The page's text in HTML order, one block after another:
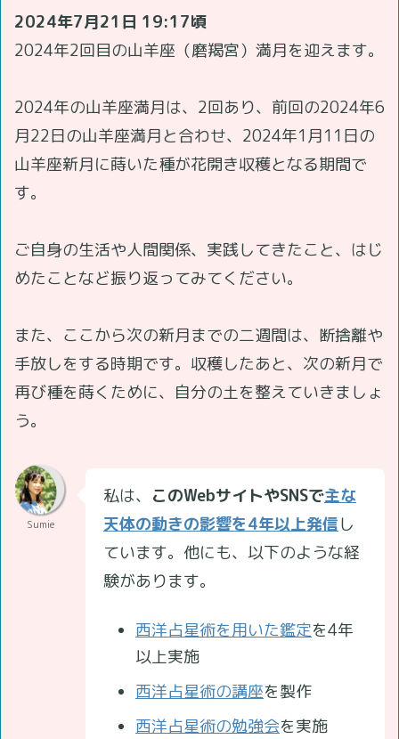
2024年7月21日 19:17頃
2024年2回目の山羊座（磨羯宮）満月を迎えます。
2024年の山羊座満月は、2回あり、前回の2024年6
月22日の山羊座満月と合わせ、2024年1月11日の
山羊座新月に蒔いた種が花開き収穫となる期間で
す。
ご自身の生活や人間関係、実践してきたこと、はじ
めたことなど振り返ってみてください。
また、ここから次の新月までの二週間は、断捨離や
手放しをする時期です。収穫したあと、次の新月で
再び種を蒔くために、自分の土を整えていきましょ
う。
Sumie
私は、 このWebサイトやSNSで主な
天体の動きの影響を4年以上発信し
ています。他にも、以下のような経
験があります。
西洋占星術を用いた鑑定を4年
以上実施
西洋占星術の講座を製作
西洋占星術の勉強会を実施